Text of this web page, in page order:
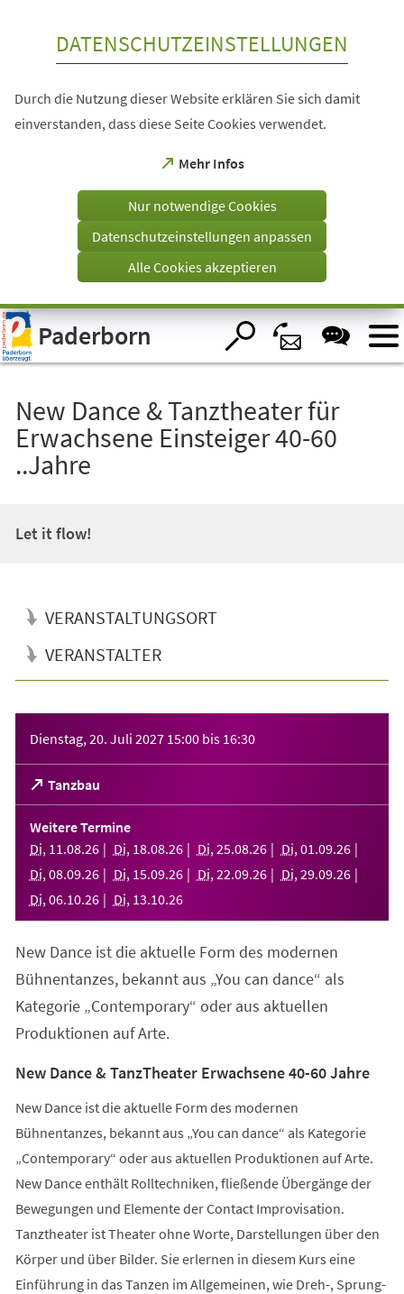
Visuelle
Assistenzsoftware
öffnen.
DATENSCHUTZEINSTELLUNGEN
Durch die Nutzung dieser Website erklären Sie sich damit
einverstanden, dass diese Seite Cookies verwendet.
Mehr Infos
(Öffnet
einem
Tab)
Nur notwendige Cookies
Datenschutzeinstellungen anpassen
Alle Cookies akzeptieren
Paderborn
New Dance & Tanztheater für
Erwachsene Einsteiger 40-60
..Jahre
Let it flow!
VERANSTALTUNGSORT
VERANSTALTER
Dienstag, 20. Juli 2027 15:00 bis 16:30
Tanzbau
(Öffnet
in
einem
neuen
Tab)
Weitere Termine
Di, 11 .08.26 Di, 18.08.26 Di, 25.08.26 Di, 01 .09.26
Di, 08.09.26 Di, 15.09.26 Di, 22.09.26 Di, 29.09.26
Di, 06.10.26 Di, 13.10.26
New Dance ist die aktuelle Form des modernen
Bühnentanzes, bekannt aus „You can dance“ als
Kategorie „Contemporary“ oder aus aktuellen
Produktionen auf Arte.
New Dance & TanzTheater Erwachsene 40-60 Jahre
New Dance ist die aktuelle Form des modernen
Bühnentanzes, bekannt aus „You can dance“ als Kategorie
„Contemporary“ oder aus aktuellen Produktionen auf Arte.
New Dance enthält Rolltechniken, fließende Übergänge der
Bewegungen und Elemente der Contact Improvisation.
Tanztheater ist Theater ohne Worte, Darstellungen über den
Körper und über Bilder. Sie erlernen in diesem Kurs eine
Einführung in das Tanzen im Allgemeinen, wie Dreh-, Sprung-